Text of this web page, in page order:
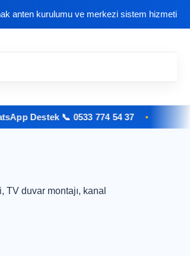
anten kurulumu ve merkezi sistem hizmeti
Destek 📞 0533 774 54 37
duvar montajı, kanal